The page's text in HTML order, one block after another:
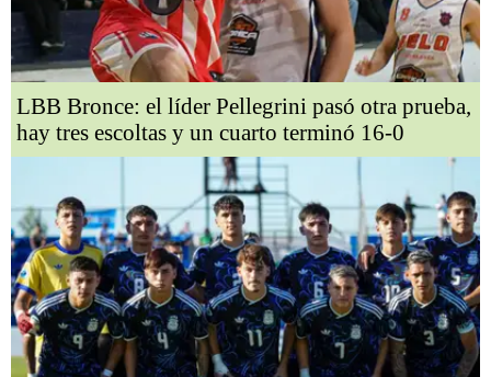
LBB Bronce: el líder Pellegrini pasó otra prueba,
hay tres escoltas y un cuarto terminó 16-0